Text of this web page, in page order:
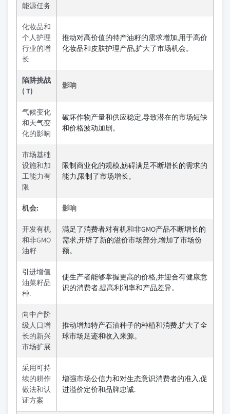
能源任务
化妆品和
个人护理
行业的增
长
推动对高价值的特产油籽的需求增加,用于高价
化妆品和皮肤护理产品,扩大了市场机会。
陷阱挑战
( T)
影响
气候变化
和天气变
化的影响
破坏作物产量和供应稳定,导致潜在的市场短缺
和价格波动加剧。
市场基础
设施和加
工能力有
限
限制商业化的规模,妨碍满足不断增长的需求的
能力,限制了市场增长。
机会: 影响
开发有机
和非GMO
油籽
满足了消费者对有机和非GMO产品不断增长的
需求,开辟了新的溢价市场部分,增加了市场份
额。
引进增值
油菜籽品
种.
使生产者能够掌握更高的价格,并迎合有健康意
识的消费者,提高利润率和产品差异。
向中产阶
级人口增
长的新兴
市场扩展
推动增加特产石油种子的种植和消费,扩大了全
球市场足迹和收入来源。
采用可持
续的耕作
做法和认
证方案
增强市场公信力和对生态意识消费者的准入,促
进溢价定价和品牌忠诚.